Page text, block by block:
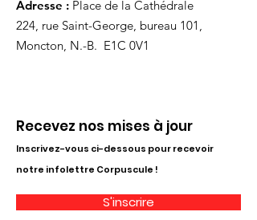
Adresse : Place de la Cathédrale
224, rue Saint-George, bureau 101,
Moncton, N.-B. E1C 0V1
Recevez nos mises à jour
Inscrivez-vous ci-dessous pour recevoir
notre infolettre Corpuscule !
S'inscrire